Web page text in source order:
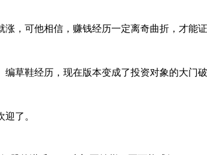
，可他相信，赚钱经历一定离奇曲折，才能
草鞋经历，现在版本变成了投资对象的大门
了。